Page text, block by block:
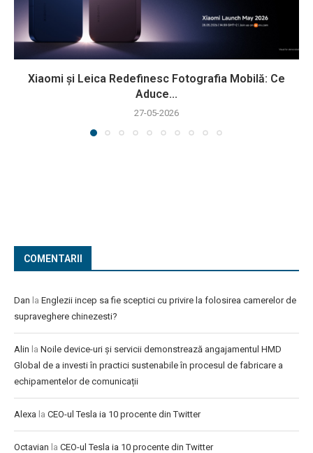
Xiaomi și Leica Redefinesc Fotografia Mobilă: Ce
Aduce...
27-05-2026
COMENTARII
Dan la Englezii incep sa fie sceptici cu privire la folosirea camerelor de
supraveghere chinezesti?
Alin la Noile device-uri și servicii demonstrează angajamentul HMD
Global de a investi în practici sustenabile în procesul de fabricare a
echipamentelor de comunicații
Alexa la CEO-ul Tesla ia 10 procente din Twitter
Octavian la CEO-ul Tesla ia 10 procente din Twitter